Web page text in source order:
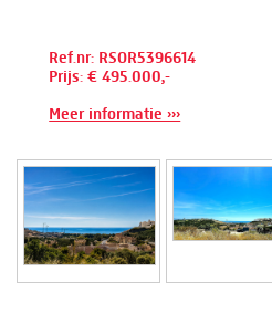
Ref.nr: RSOR5396614
Prijs: € 495.000,-
Meer informatie ›››